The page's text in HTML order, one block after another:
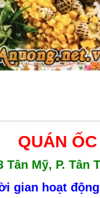
QUÁN
Tân Mỹ, P. Tân
gian hoạt